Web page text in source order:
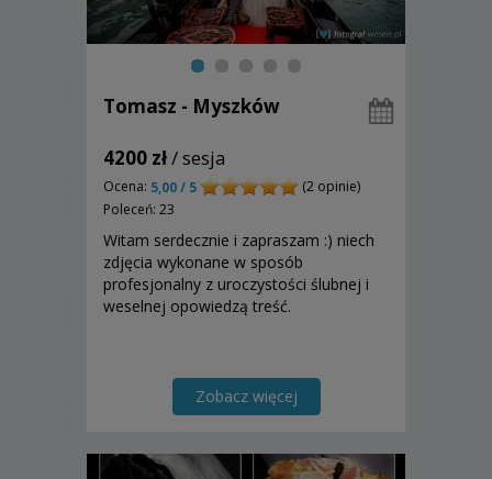
Tomasz - Myszków
4200 zł/ sesja
Ocena: 5,00 / 5
(2 opinie)
Poleceń: 23
Witam serdecznie i zapraszam :) niech
zdjęcia wykonane w sposób
profesjonalny z uroczystości ślubnej i
weselnej opowiedzą treść.
Zobacz więcej